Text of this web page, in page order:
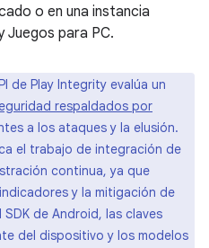
o en una instancia
Juegos para PC.
de Play Integrity evalúa un
respaldados por
a los ataques y la elusión.
el trabajo de integración de
continua, ya que
y la mitigación de
de Android, las claves
del dispositivo y los modelos